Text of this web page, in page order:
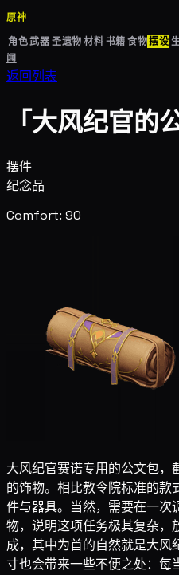
原神
角色武器圣遗物材料书籍食物摆设
闻
返回列表
「大风纪官的
摆件
纪念品
Comfort: 90
大风纪官赛诺专用的公文包，
的饰物。相比教令院标准的款
件与器具。当然，需要在一次
物，说明这项任务极其复杂，
成，其中为首的自然就是大
寸也会带来一些不便之处：每